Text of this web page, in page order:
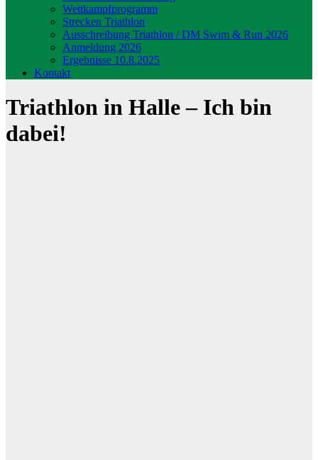
Wettkampfprogramm
Strecken Triathlon
Ausschreibung Triathlon / DM Swim & Run 2026
Anmeldung 2026
Ergebnisse 10.8.2025
Kontakt
Triathlon in Halle – Ich bin
dabei!